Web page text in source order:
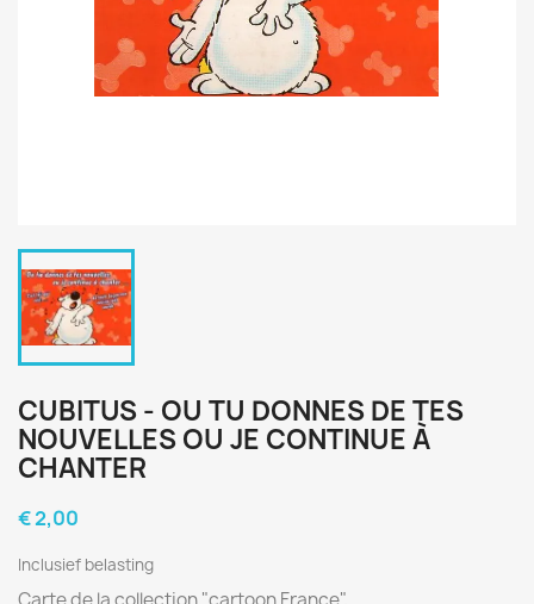
CUBITUS - OU TU DONNES DE TES
NOUVELLES OU JE CONTINUE À
CHANTER
€ 2,00
Inclusief belasting